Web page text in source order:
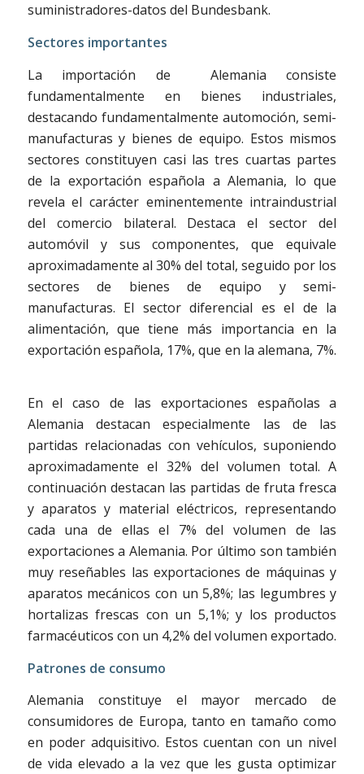
suministradores-datos del Bundesbank.
Sectores importantes
La importación de Alemania consiste
fundamentalmente en bienes industriales,
destacando fundamentalmente automoción, semi-
manufacturas y bienes de equipo. Estos mismos
sectores constituyen casi las tres cuartas partes
de la exportación española a Alemania, lo que
revela el carácter eminentemente intraindustrial
del comercio bilateral. Destaca el sector del
automóvil y sus componentes, que equivale
aproximadamente al 30% del total, seguido por los
sectores de bienes de equipo y semi-
manufacturas. El sector diferencial es el de la
alimentación, que tiene más importancia en la
exportación española, 17%, que en la alemana, 7%.
En el caso de las exportaciones españolas a
Alemania destacan especialmente las de las
partidas relacionadas con vehículos, suponiendo
aproximadamente el 32% del volumen total. A
continuación destacan las partidas de fruta fresca
y aparatos y material eléctricos, representando
cada una de ellas el 7% del volumen de las
exportaciones a Alemania. Por último son también
muy reseñables las exportaciones de máquinas y
aparatos mecánicos con un 5,8%; las legumbres y
hortalizas frescas con un 5,1%; y los productos
farmacéuticos con un 4,2% del volumen exportado.
Patrones de consumo
Alemania constituye el mayor mercado de
consumidores de Europa, tanto en tamaño como
en poder adquisitivo. Estos cuentan con un nivel
de vida elevado a la vez que les gusta optimizar